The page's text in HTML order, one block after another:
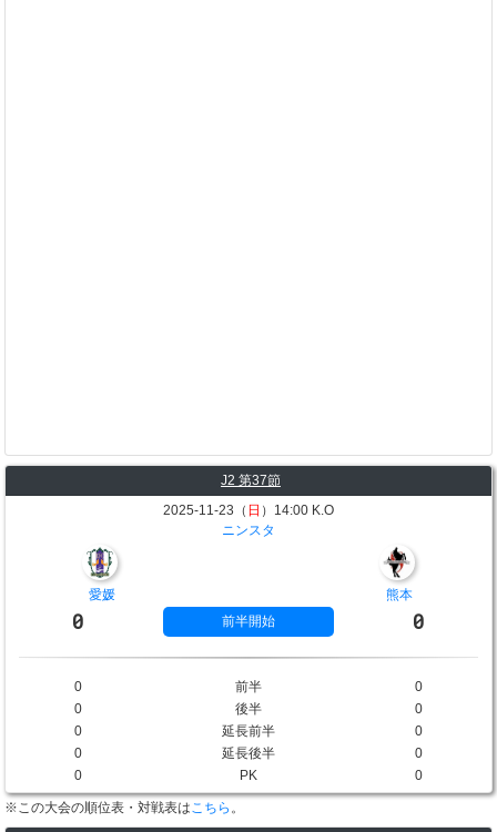
J2 第37節
2025-11-23（ 日 ）14:00 K.O
ニンスタ
愛媛 熊本
0 前半開始 0
0 前半
0
0
後半
0
0
延長前半
0
0
延長後半
0
0
PK 0
※この大会の順位表・対戦表はこちら 。